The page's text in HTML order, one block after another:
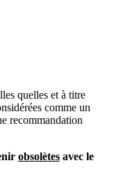
quelles et à titre
comme un
recommandation
obsolètes avec le